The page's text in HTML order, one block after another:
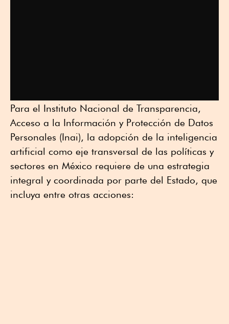
Para el Instituto Nacional de Transparencia,
Acceso a la Información y Protección de Datos
Personales (Inai), la adopción de la inteligencia
artificial como eje transversal de las políticas y
sectores en México requiere de una estrategia
integral y coordinada por parte del Estado, que
incluya entre otras acciones: